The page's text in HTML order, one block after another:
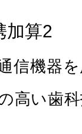
加算2
信機器
高い歯